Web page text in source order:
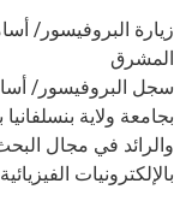
زيارة البروفيسور/
المشرق
سجل البروفيسور/
بجامعة ولاية بنسلفانيا
والرائد في مجال
بالإلكترونيات